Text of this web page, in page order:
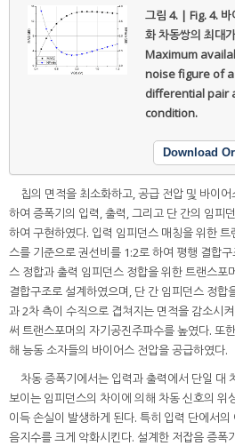
그림 4. | Fig. 4. 바
화 차동쌍의 최대
Maximum
noise figure of
differential pair
condition.
Download
칩의 면적을 최소화하고, 공급 전압 및 바이
하여 증폭기의 입력, 출력, 그리고 단 간의 임피
하여 구현하였다. 입력 임피던스 매칭을 위한
스를 기준으로 권선비를 1:2로 하여 평행 결합
스 정합과 출력 임피던스 정합을 위한 트랜스포
결합구조로 설계하였으며, 단 간 임피던스 정합
과 2차 측이 수직으로 겹쳐지는 면적을 감소시
써 트랜스포머의 자기공진주파수를 높였다. 또
해 능동 소자들의 바이어스 전압을 공급하였다.
차동 증폭기에서는 입력과 출력에서 단일 대
보이는 임피던스의 차이에 의해 차동 신호의 위
이득 손실이 발생하게 된다. 특히 입력 단에서
음지수를 크게 악화시킨다. 설계한 저잡음 증폭